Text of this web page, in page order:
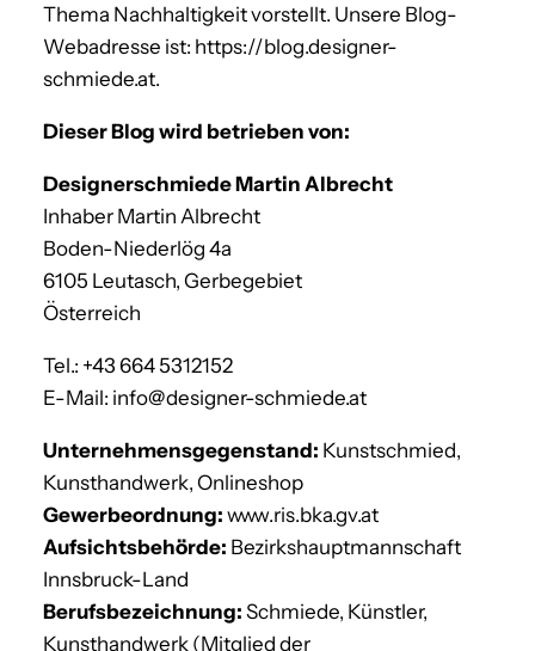
Thema Nachhaltigkeit vorstellt. Unsere Blog-
Webadresse ist: https://blog.designer-
schmiede.at.
Dieser Blog wird betrieben von:
Designerschmiede Martin Albrecht
Inhaber Martin Albrecht
Boden-Niederlög 4a
6105 Leutasch, Gerbegebiet
Österreich
Tel.: +43 664 5312152
E-Mail: info@designer-schmiede.at
Unternehmensgegenstand: Kunstschmied,
Kunsthandwerk, Onlineshop
Gewerbeordnung: www.ris.bka.gv.at
Aufsichtsbehörde: Bezirkshauptmannschaft
Innsbruck-Land
Berufsbezeichnung: Schmiede, Künstler,
Kunsthandwerk (Mitglied der